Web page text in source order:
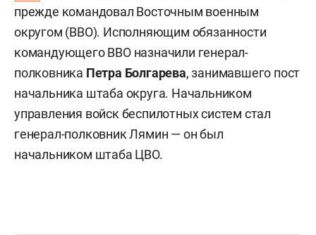
прежде командовал Восточным военным
округом (ВВО). Исполняющим обязанности
командующего ВВО назначили генерал-
полковника Петра Болгарева, занимавшего пост
начальника штаба округа. Начальником
управления войск беспилотных систем стал
генерал-полковник Лямин — он был
начальником штаба ЦВО.